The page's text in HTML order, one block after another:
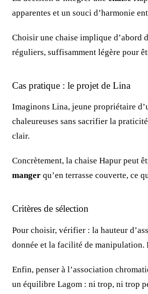
apparentes et un souci d’harmonie
Choisir une chaise implique d’abord
réguliers, suffisamment légère pour
Cas pratique : le projet de Lina
Imaginons Lina, jeune propriétaire
chaleureuses sans sacrifier la
clair.
Concrètement, la chaise Hapur peut
manger qu’en terrasse couverte, ce
Critères de sélection
Pour choisir, vérifier : la hauteur
donnée et la facilité de manipulation.
Enfin, penser à l’association
un équilibre Lagom : ni trop, ni trop